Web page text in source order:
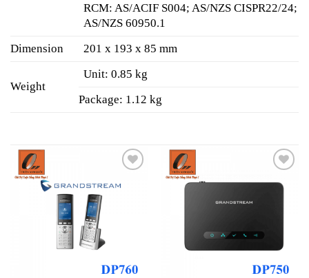
RCM: AS/ACIF S004; AS/NZS CISPR22/24;
AS/NZS 60950.1
Dimension
201 x 193 x 85 mm
Weight
Unit: 0.85 kg
Package: 1.12 kg